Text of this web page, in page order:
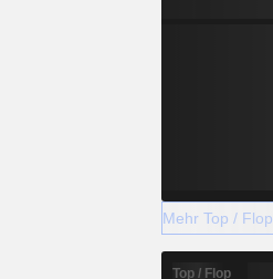
Mehr Top / Flop
Top / Flop